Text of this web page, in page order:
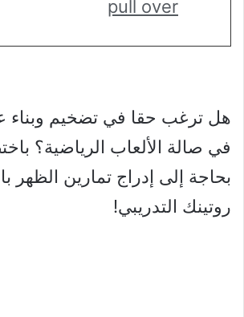
pull over
هل ترغب حقا في تضخيم
في صالة الألعاب الرياضية؟
بحاجة إلى إدراج تمارين الظهر
روتينك التدريبي!